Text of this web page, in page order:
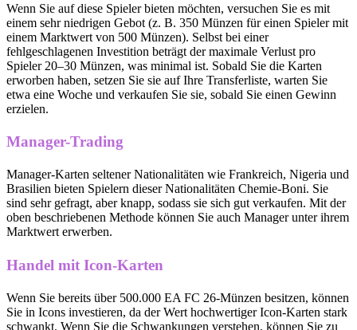
Wenn Sie auf diese Spieler bieten möchten, versuchen Sie es mit
einem sehr niedrigen Gebot (z. B. 350 Münzen für einen Spieler mit
einem Marktwert von 500 Münzen). Selbst bei einer
fehlgeschlagenen Investition beträgt der maximale Verlust pro
Spieler 20–30 Münzen, was minimal ist. Sobald Sie die Karten
erworben haben, setzen Sie sie auf Ihre Transferliste, warten Sie
etwa eine Woche und verkaufen Sie sie, sobald Sie einen Gewinn
erzielen.
Manager-Trading
Manager-Karten seltener Nationalitäten wie Frankreich, Nigeria und
Brasilien bieten Spielern dieser Nationalitäten Chemie-Boni. Sie
sind sehr gefragt, aber knapp, sodass sie sich gut verkaufen. Mit der
oben beschriebenen Methode können Sie auch Manager unter ihrem
Marktwert erwerben.
Handel mit Icon-Karten
Wenn Sie bereits über 500.000 EA FC 26-Münzen besitzen, können
Sie in Icons investieren, da der Wert hochwertiger Icon-Karten stark
schwankt. Wenn Sie die Schwankungen verstehen, können Sie zu